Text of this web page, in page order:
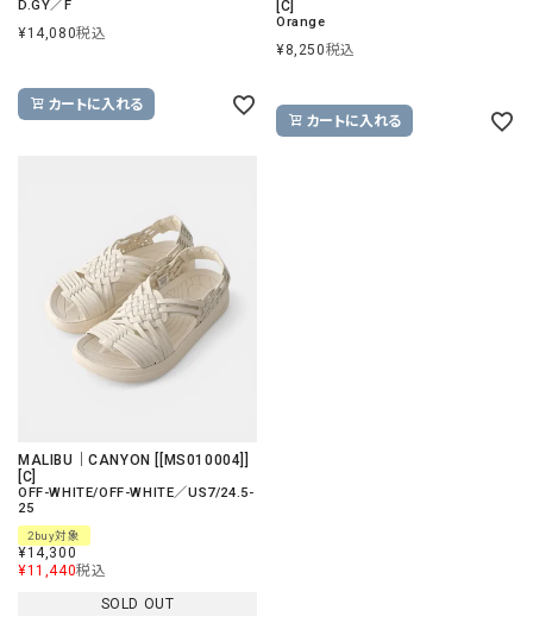
D.GY／F
¥14,080税込
カートに入れる
[C]
Orange
¥8,250税込
カートに入れる
MALIBU｜CANYON [[MS010004]]
[C]
OFF-WHITE/OFF-WHITE／US7/24.5-
25
2buy対象
¥14,300
¥11,440税込
SOLD OUT